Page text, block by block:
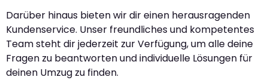
Darüber hinaus bieten wir dir einen herausragenden
Kundenservice. Unser freundliches und kompetentes
Team steht dir jederzeit zur Verfügung, um alle deine
Fragen zu beantworten und individuelle Lösungen für
deinen Umzug zu finden.